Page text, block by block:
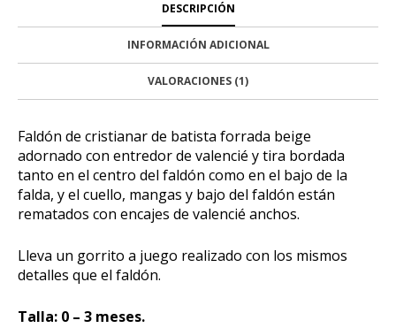
DESCRIPCIÓN
INFORMACIÓN ADICIONAL
VALORACIONES (1)
Faldón de cristianar de batista forrada beige
adornado con entredor de valencié y tira bordada
tanto en el centro del faldón como en el bajo de la
falda, y el cuello, mangas y bajo del faldón están
rematados con encajes de valencié anchos.
Lleva un gorrito a juego realizado con los mismos
detalles que el faldón.
Talla: 0 – 3 meses.